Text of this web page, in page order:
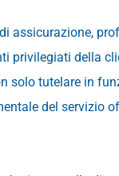
assicurazione,
privilegiati della
solo tutelare in
del servizio